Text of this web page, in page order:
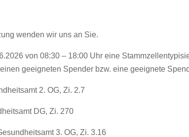
wenden wir uns an Sie.
von 08:30 – 18:00 Uhr eine
geeigneten Spender bzw. eine geeignete
2. OG, Zi. 2.7
DG, Zi. 270
3. OG, Zi. 3.16